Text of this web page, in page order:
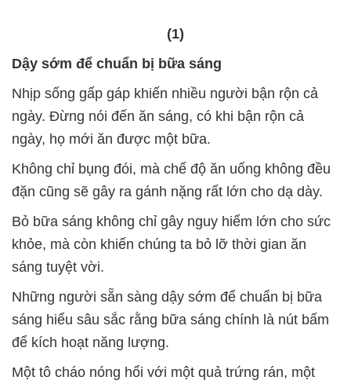
(1)
Dậy sớm để chuẩn bị bữa sáng
Nhịp sống gấp gáp khiến nhiều người bận rộn cả
ngày. Đừng nói đến ăn sáng, có khi bận rộn cả
ngày, họ mới ăn được một bữa.
Không chỉ bụng đói, mà chế độ ăn uống không đều
đặn cũng sẽ gây ra gánh nặng rất lớn cho dạ dày.
Bỏ bữa sáng không chỉ gây nguy hiểm lớn cho sức
khỏe, mà còn khiến chúng ta bỏ lỡ thời gian ăn
sáng tuyệt vời.
Những người sẵn sàng dậy sớm để chuẩn bị bữa
sáng hiểu sâu sắc rằng bữa sáng chính là nút bấm
để kích hoạt năng lượng.
Một tô cháo nóng hổi với một quả trứng rán, một